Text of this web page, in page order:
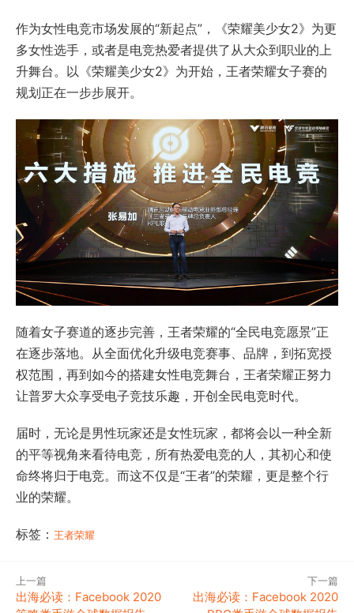
作为女性电竞市场发展的“新起点”，《荣耀美少女2》为更
多女性选手，或者是电竞热爱者提供了从大众到职业的上
升舞台。以《荣耀美少女2》为开始，王者荣耀女子赛的
规划正在一步步展开。
随着女子赛道的逐步完善，王者荣耀的“全民电竞愿景”正
在逐步落地。从全面优化升级电竞赛事、品牌，到拓宽授
权范围，再到如今的搭建女性电竞舞台，王者荣耀正努力
让普罗大众享受电子竞技乐趣，开创全民电竞时代。
届时，无论是男性玩家还是女性玩家，都将会以一种全新
的平等视角来看待电竞，所有热爱电竞的人，其初心和使
命终将归于电竞。而这不仅是“王者”的荣耀，更是整个行
业的荣耀。
标签： 王者荣耀
上一篇
出海必读：Facebook 2020
下一篇
出海必读：Facebook 2020